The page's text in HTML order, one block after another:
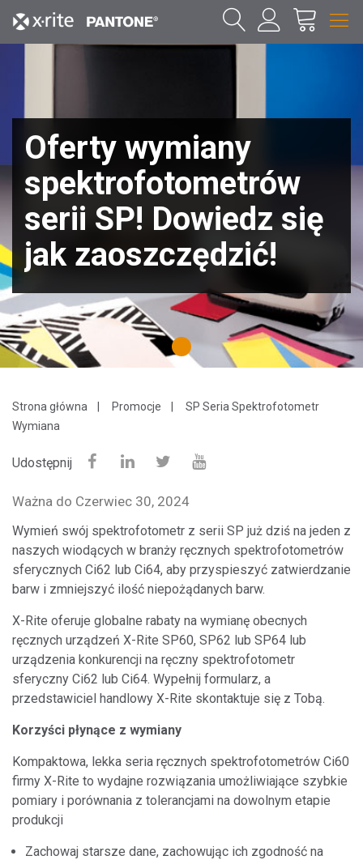
Oferty wymiany
spektrofotometrów
serii SP! Dowiedz się
jak zaoszczędzić!
1
Strona główna Promocje
SP Seria Spektrofotometr
Wymiana
Udostępnij
Ważna do Czerwiec 30, 2024
Wymień swój spektrofotometr z serii SP już dziś na jeden z
naszych wiodących w branży ręcznych spektrofotometrów
sferycznych Ci62 lub Ci64, aby przyspieszyć zatwierdzanie
barw i zmniejszyć ilość niepożądanych barw.
X-Rite oferuje globalne rabaty na wymianę obecnych
ręcznych urządzeń X-Rite SP60, SP62 lub SP64 lub
urządzenia konkurencji na ręczny spektrofotometr
sferyczny Ci62 lub Ci64. Wypełnij formularz, a
przedstawiciel handlowy X-Rite skontaktuje się z Tobą.
Korzyści płynące z wymiany
Kompaktowa, lekka seria ręcznych spektrofotometrów Ci60
firmy X-Rite to wydajne rozwiązania umożliwiające szybkie
pomiary i porównania z tolerancjami na dowolnym etapie
produkcji
Zachowaj starsze dane, zachowując ich zgodność na